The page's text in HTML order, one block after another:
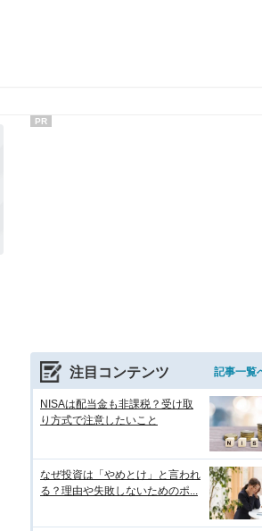
PR
注目コンテンツ 記事一覧
NISAは配当金も非課税？受け取
り方式で注意したいこと
なぜ投資は「やめとけ」と言われ
る？理由や失敗しないためのポ...